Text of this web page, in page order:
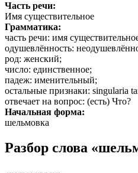
Часть речи:
Имя существительное
Грамматика:
часть речи: имя
одушевлённость:
род: женский;
число: единственное;
падеж: именительный;
остальные признаки: singularia
отвечает на вопрос: (есть) Что?
Начальная форма:
шельмовка
Разбор слова